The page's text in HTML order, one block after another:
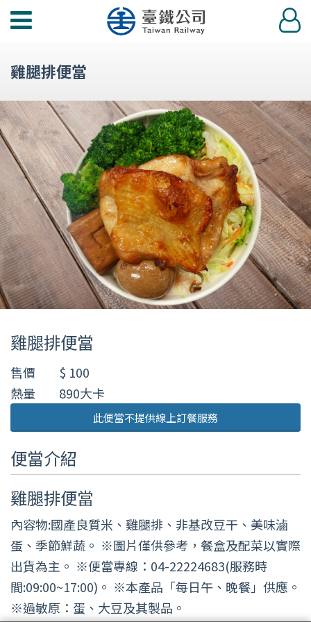
功
單
登
入
雞腿排便當
雞腿排便當
售價
$ 100
熱量
890大卡
此便當不提供線上訂餐服務
便當介紹
雞腿排便當
內容物:國產良質米、雞腿排、非基改豆干、美味滷
蛋、季節鮮蔬。 ※圖片僅供參考，餐盒及配菜以實際
出貨為主。 ※便當專線：04-22224683(服務時
間:09:00~17:00)。 ※本產品「每日午、晚餐」供應。
※過敏原：蛋、大豆及其製品。